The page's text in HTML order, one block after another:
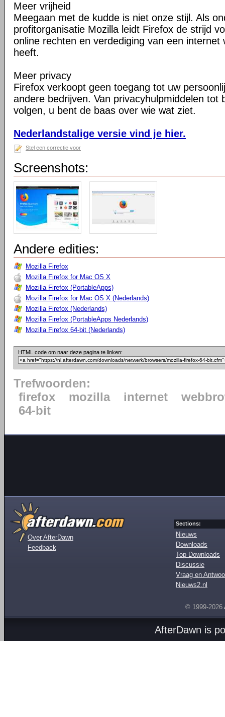
Meer vrijheid
Meegaan met de kudde is niet onze stijl. Als
profitorganisatie Mozilla leidt Firefox de strijd
online rechten en verdediging van een internet
heeft.
Meer privacy
Firefox verkoopt geen toegang tot uw
andere bedrijven. Van privacyhulpmiddelen tot
volgen, u bent de baas over wie wat ziet.
Nederlandstalige versie vind je hier.
Stel een correctie voor
Screenshots:
Andere edities:
Mozilla Firefox
Mozilla Firefox for Mac OS X
Mozilla Firefox (PortableApps)
Mozilla Firefox for Mac OS X (Nederlands)
Mozilla Firefox (Nederlands)
Mozilla Firefox (PortableApps Nederlands)
Mozilla Firefox 64-bit (Nederlands)
HTML code om naar deze pagina te linken:
Trefwoorden:
firefox
mozilla internet
64-bit
Over AfterDawn
Feedback
Sections:
Nieuws
Downloads
Top Downloads
Discussie
Vraag en
Nieuws2.nl
© 1999-2026
AfterDawn is